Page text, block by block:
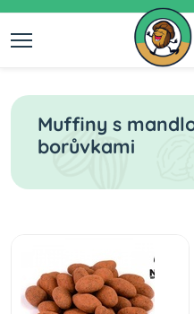
Muffiny s
borůvkami